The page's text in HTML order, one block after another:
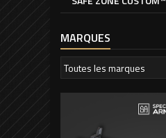
MARQUES